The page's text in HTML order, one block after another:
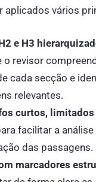
aplicados vários
e H3
o revisor
cada secção e
relevantes.
curtos, limitados
facilitar a
das passagens.
marcadores